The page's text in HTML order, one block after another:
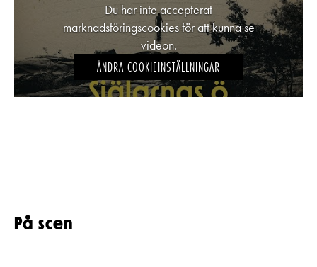
Du har inte accepterat
marknadsföringscookies för att kunna se
videon.
ÄNDRA COOKIEINSTÄLLNINGAR
På scen